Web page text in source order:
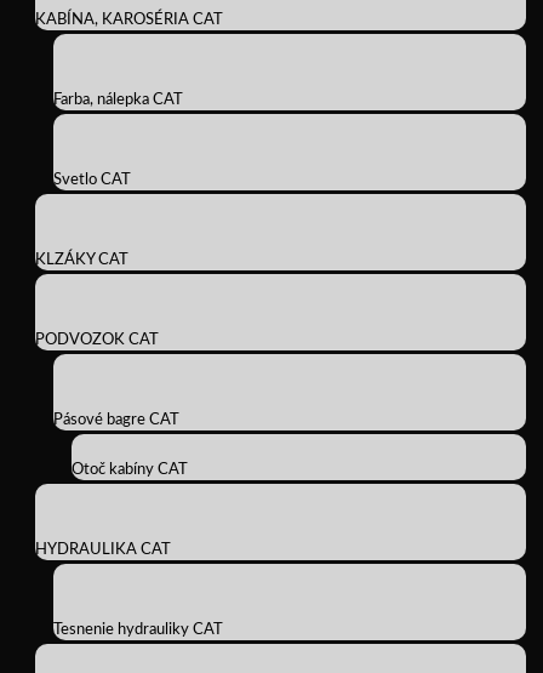
KABÍNA, KAROSÉRIA CAT
Farba, nálepka CAT
Svetlo CAT
KLZÁKY CAT
PODVOZOK CAT
Pásové bagre CAT
Otoč kabíny CAT
HYDRAULIKA CAT
Tesnenie hydrauliky CAT